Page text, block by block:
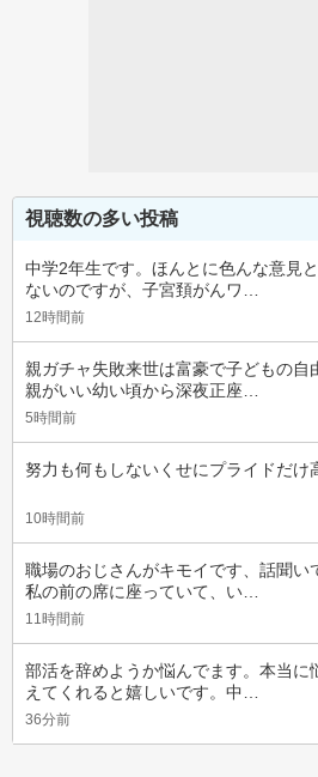
視聴数の多い投稿
中学2年生です。ほんとに色んな意見
ないのですが、子宮頚がんワ…
12時間前
親ガチャ失敗来世は富豪で子どもの自
親がいい幼い頃から深夜正座…
5時間前
努力も何もしないくせにプライドだけ
10時間前
職場のおじさんがキモイです、話聞い
私の前の席に座っていて、い…
11時間前
部活を辞めようか悩んでます。本当に
えてくれると嬉しいです。中…
36分前